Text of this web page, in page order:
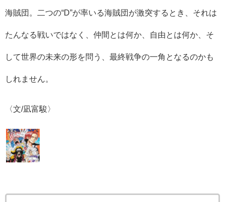
海賊団。二つの“D”が率いる海賊団が激突するとき、それは
たんなる戦いではなく、仲間とは何か、自由とは何か、そ
して世界の未来の形を問う、最終戦争の一角となるのかも
しれません。
〈文/凪富駿〉